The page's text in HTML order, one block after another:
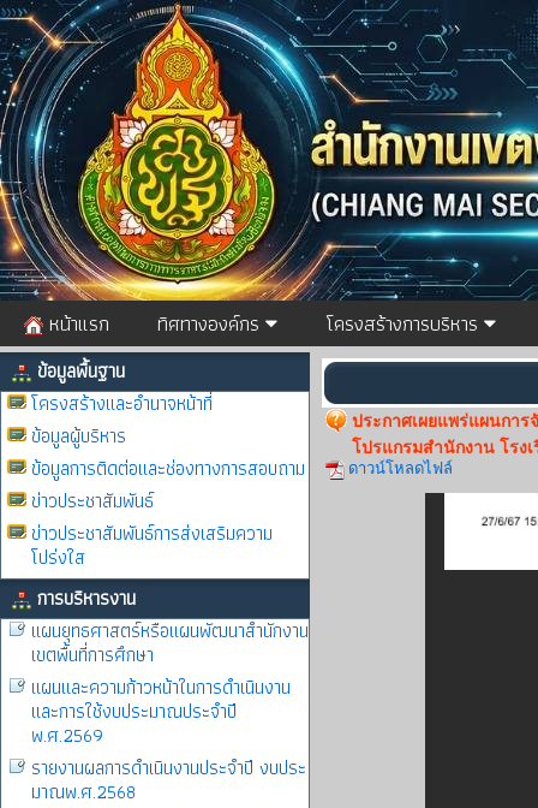
หน้าแรก ทิศทางองค์กร โครงสร้างการบริหาร
ข้อมูลพื้นฐาน
โครงสร้างและอำนาจหน้าที่
ข้อมูลผู้บริหาร
ข้อมูลการติดต่อและช่องทางการสอบถาม
ข่าวประชาสัมพันธ์
ข่าวประชาสัมพันธ์การส่งเสริมความ
โปร่งใส
การบริหารงาน
แผนยุทธศาสตร์หรือแผนพัฒนาสำนักงาน
เขตพื้นที่การศึกษา
แผนและความก้าวหน้าในการดำเนินงาน
และการใช้งบประมาณประจำปี
พ.ศ.2569
รายงานผลการดำเนินงานประจำปี งบประ
มาณพ.ศ.2568
ประกาศเผยแพร่แผนกา
โปรแกรมสำนักงาน โรง
ดาวน์โหลดไฟล์